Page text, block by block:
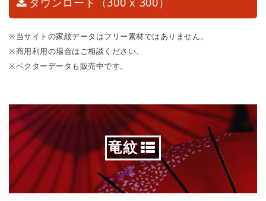
※当サイトの家紋データはフリー素材ではありません。
※商用利用の場合はご相談ください。
※ベクターデータも販売中です。
竜紋